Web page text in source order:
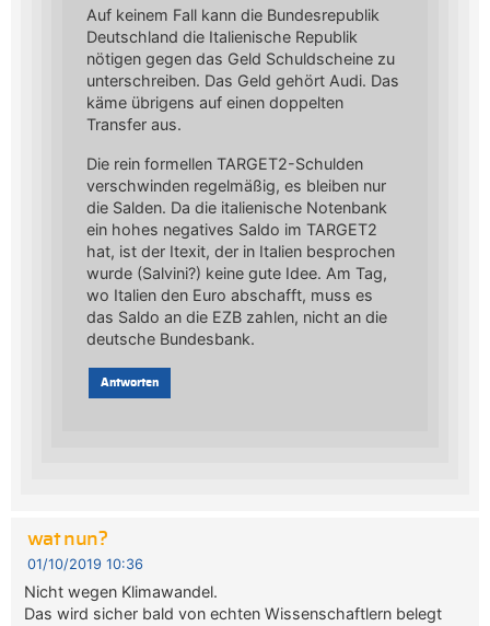
Auf keinem Fall kann die Bundesrepublik
Deutschland die Italienische Republik
nötigen gegen das Geld Schuldscheine zu
unterschreiben. Das Geld gehört Audi. Das
käme übrigens auf einen doppelten
Transfer aus.
Die rein formellen TARGET2-Schulden
verschwinden regelmäßig, es bleiben nur
die Salden. Da die italienische Notenbank
ein hohes negatives Saldo im TARGET2
hat, ist der Itexit, der in Italien besprochen
wurde (Salvini?) keine gute Idee. Am Tag,
wo Italien den Euro abschafft, muss es
das Saldo an die EZB zahlen, nicht an die
deutsche Bundesbank.
Antworten
wat nun?
01/10/2019 10:36
Nicht wegen Klimawandel.
Das wird sicher bald von echten Wissenschaftlern belegt